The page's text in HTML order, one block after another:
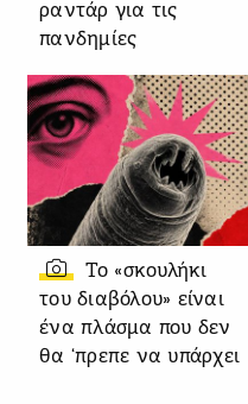
ραντάρ για τις
πανδημίες
Το «σκουλήκι
του διαβόλου» είναι
ένα πλάσμα που δεν
θα ‘πρεπε να υπάρχει